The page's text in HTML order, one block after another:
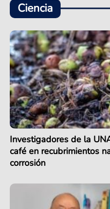
Ciencia
Investigadores de la
café en recubrimientos
corrosión